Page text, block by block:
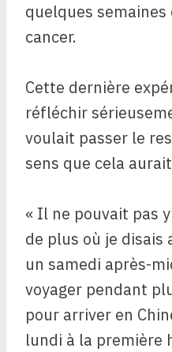
quelques
cancer.
Cette dernière
réfléchir
voulait passer le
sens que cela
« Il ne pouvait pas
de plus où je disais
un samedi après-
voyager pendant
pour arriver en
lundi à la première